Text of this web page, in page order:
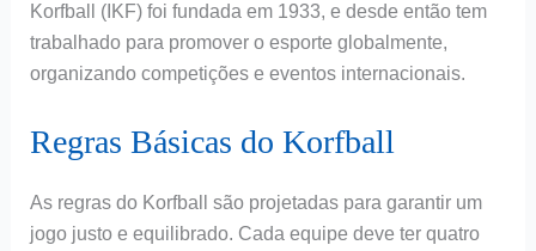
Korfball (IKF) foi fundada em 1933, e desde então tem
trabalhado para promover o esporte globalmente,
organizando competições e eventos internacionais.
Regras Básicas do Korfball
As regras do Korfball são projetadas para garantir um
jogo justo e equilibrado. Cada equipe deve ter quatro